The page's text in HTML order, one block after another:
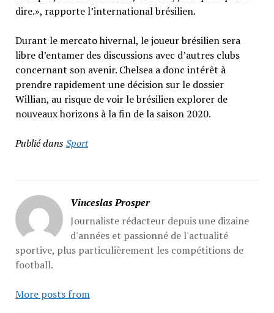
dire.», rapporte l’international brésilien.
Durant le mercato hivernal, le joueur brésilien sera
libre d’entamer des discussions avec d’autres clubs
concernant son avenir. Chelsea a donc intérêt à
prendre rapidement une décision sur le dossier
Willian, au risque de voir le brésilien explorer de
nouveaux horizons à la fin de la saison 2020.
Publié dansSport
Vinceslas Prosper
Journaliste rédacteur depuis une dizaine
d'années et passionné de l'actualité
sportive, plus particulièrement les compétitions de
football.
More posts from